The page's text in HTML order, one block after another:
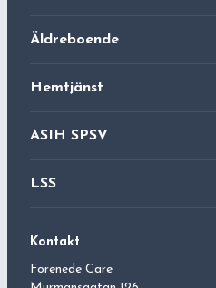
Äldreboende
Äldreboende
Hemtjänst
Hemsjukvård
ASIH SPSV
ASIH
LSS
Kontakt
Forenede Care